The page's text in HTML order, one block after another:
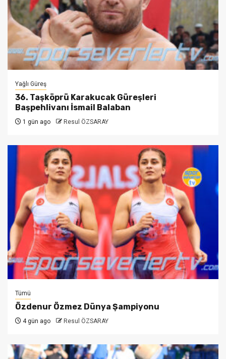
Yağlı Güreş
36. Taşköprü Karakucak Güreşleri
Başpehlivanı İsmail Balaban
1 gün ago Resul ÖZSARAY
Tümü
Özdenur Özmez Dünya Şampiyonu
4 gün ago Resul ÖZSARAY